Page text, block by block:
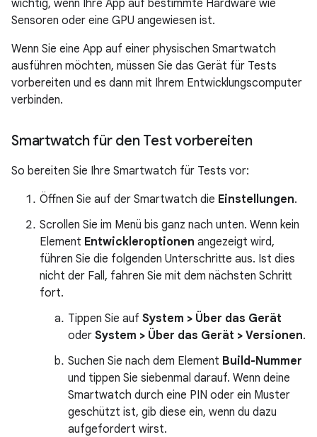
wichtig, wenn Ihre App auf bestimmte Hardware wie
Sensoren oder eine GPU angewiesen ist.
Wenn Sie eine App auf einer physischen Smartwatch
ausführen möchten, müssen Sie das Gerät für Tests
vorbereiten und es dann mit Ihrem Entwicklungscomputer
verbinden.
Smartwatch für den Test vorbereiten
So bereiten Sie Ihre Smartwatch für Tests vor:
Öffnen Sie auf der Smartwatch die Einstellungen.
Scrollen Sie im Menü bis ganz nach unten. Wenn kein
Element Entwickleroptionen angezeigt wird,
führen Sie die folgenden Unterschritte aus. Ist dies
nicht der Fall, fahren Sie mit dem nächsten Schritt
fort.
Tippen Sie auf System > Über das Gerät
oder System > Über das Gerät > Versionen.
Suchen Sie nach dem Element Build-Nummer
und tippen Sie siebenmal darauf. Wenn deine
Smartwatch durch eine PIN oder ein Muster
geschützt ist, gib diese ein, wenn du dazu
aufgefordert wirst.